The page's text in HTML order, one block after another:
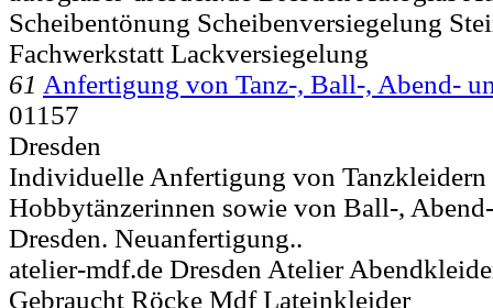
Scheibentönung Scheibenversiegelung
Fachwerkstatt Lackversiegelung
61 Anfertigung von Tanz-, Ball-, Abend-
01157
Dresden
Individuelle Anfertigung von
Hobbytänzerinnen sowie von Ball-,
Dresden. Neuanfertigung..
atelier-mdf.de Dresden Atelier
Gebraucht Röcke Mdf Lateinkleider